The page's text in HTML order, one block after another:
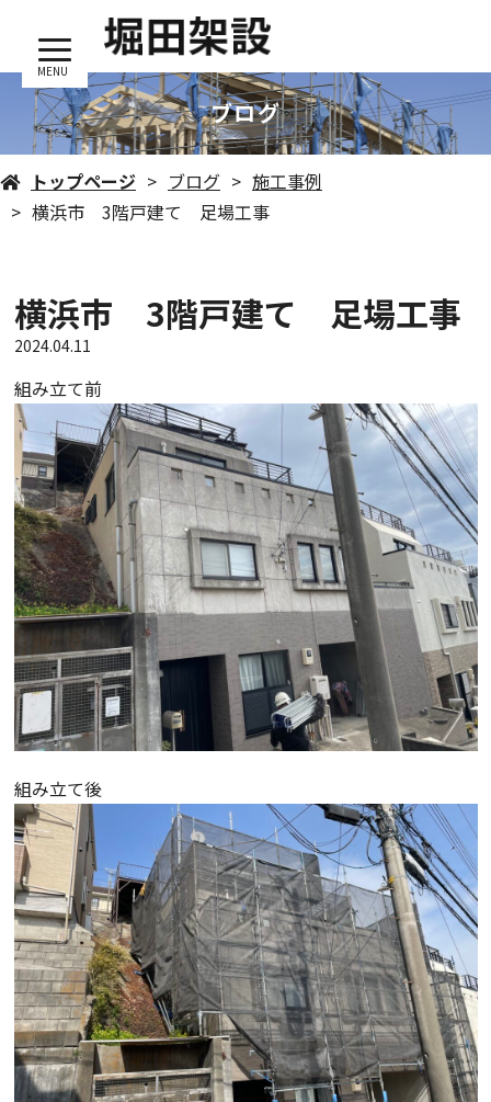
MENU
ブログ
トップページ ブログ
施工事例
横浜市 3階戸建て 足場工事
横浜市 3階戸建て 足場工事
2024.04.11
組み立て前
組み立て後